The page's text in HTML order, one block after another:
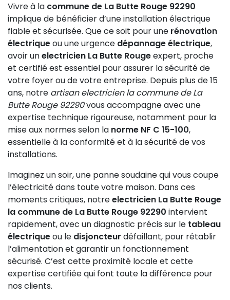
Vivre à la commune de La Butte Rouge 92290
implique de bénéficier d’une installation électrique
fiable et sécurisée. Que ce soit pour une rénovation
électriqueou une urgence dépannage électrique,
avoir unelectricien La Butte Rougeexpert, proche
et certifié est essentiel pour assurer la sécurité de
votre foyer ou de votre entreprise. Depuis plus de 15
ans, notre artisan electricien la commune de La
Butte Rouge 92290vous accompagne avec une
expertise technique rigoureuse, notamment pour la
mise aux normes selon la norme NF C 15-100,
essentielle à la conformité et à la sécurité de vos
installations.
Imaginez un soir, une panne soudaine qui vous coupe
l’électricité dans toute votre maison. Dans ces
moments critiques, notreelectricien La Butte Rouge
la commune de La Butte Rouge 92290 intervient
rapidement, avec un diagnostic précis sur le tableau
électriqueou le disjoncteur défaillant, pour rétablir
l’alimentation et garantir un fonctionnement
sécurisé. C’est cette proximité locale et cette
expertise certifiée qui font toute la différence pour
nos clients.